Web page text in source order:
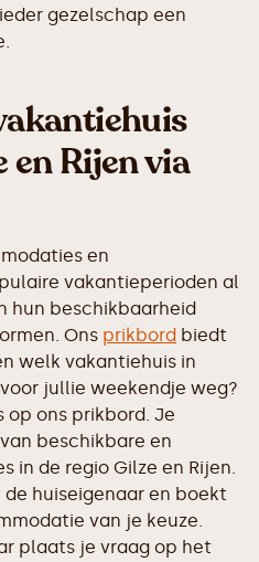
gezelschap een
en Rijen via
en
vakantieperioden al
hun beschikbaarheid
Ons prikbord biedt
welk vakantiehuis in
jullie weekendje weg?
op ons prikbord. Je
beschikbare en
in de regio Gilze en Rijen.
huiseigenaar en boekt
van je keuze.
plaats je vraag op het